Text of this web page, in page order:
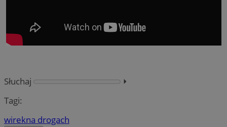
Słuchaj
⏵︎
Tagi:
wirekna drogach